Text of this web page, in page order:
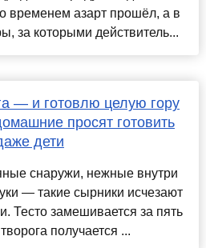
временем азарт прошёл, а в
за которыми действитель...
— и готовлю целую гору
просят готовить
дети
снаружи, нежные внутри
— такие сырники исчезают
Тесто замешивается за пять
получается ...